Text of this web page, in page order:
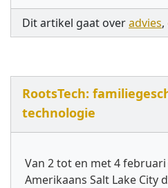
Dit artikel gaat overadvies,
RootsTech:
technologie
Van 2 tot en met 4
Amerikaans Salt Lake City